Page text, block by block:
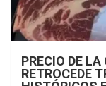
PRECIO DE
RETROCEDE